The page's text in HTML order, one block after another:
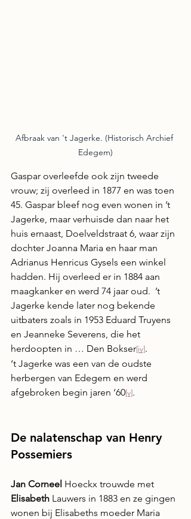
Afbraak van 't Jagerke. (Historisch Archief
Edegem)
Gaspar overleefde ook zijn tweede
vrouw; zij overleed in 1877 en was toen
45. Gaspar bleef nog even wonen in ’t
Jagerke, maar verhuisde dan naar het
huis ernaast, Doelveldstraat 6, waar zijn
dochter Joanna Maria en haar man
Adrianus Henricus Gysels een winkel
hadden. Hij overleed er in 1884 aan
maagkanker en werd 74 jaar oud.  ’t
Jagerke kende later nog bekende
uitbaters zoals in 1953 Eduard Truyens
en Jeanneke Severens, die het
herdoopten in … Den Bokser[iv].
‘t Jagerke was een van de oudste
herbergen van Edegem en werd
afgebroken begin jaren ‘60[v].
De nalatenschap van Henry
Possemiers
Jan Corneel Hoeckx trouwde met
Elisabeth Lauwers in 1883 en ze gingen
wonen bij Elisabeths moeder Maria